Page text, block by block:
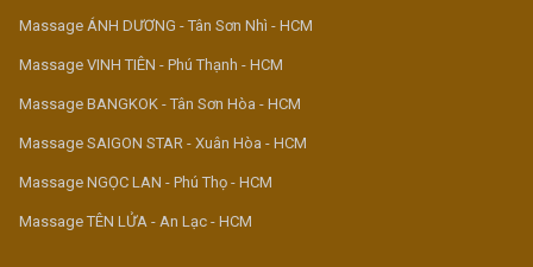
Massage ÁNH DƯƠNG - Tân Sơn Nhì - HCM
Massage VINH TIÊN - Phú Thạnh - HCM
Massage BANGKOK - Tân Sơn Hòa - HCM
Massage SAIGON STAR - Xuân Hòa - HCM
Massage NGỌC LAN - Phú Thọ - HCM
Massage TÊN LỬA - An Lạc - HCM